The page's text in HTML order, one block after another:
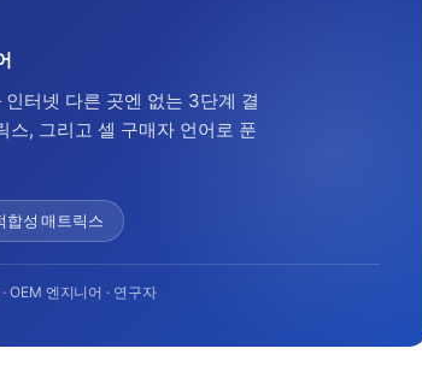
터넷 다른 곳엔 없는 3단계 결
, 그리고 셀 구매자 언어로 푼
합성 매트릭스
OEM 엔지니어 · 연구자